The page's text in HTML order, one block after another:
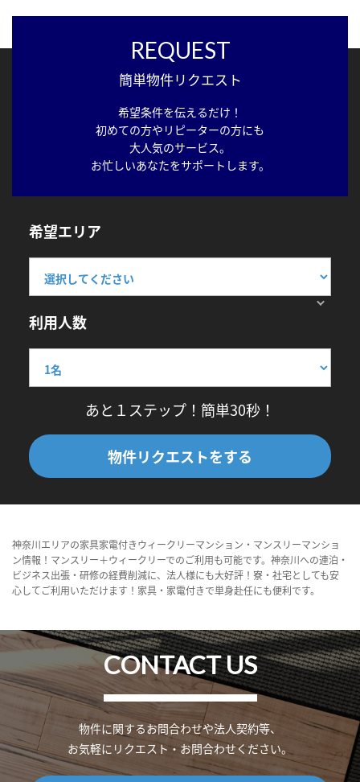
REQUEST
簡単物件リクエスト
希望条件を伝えるだけ！
初めての方やリピーターの方にも
大人気のサービス。
お忙しいあなたをサポートします。
希望エリア
利用人数
あと１ステップ！簡単30秒！
物件リクエストをする
神奈川エリアの家具家電付きウィークリーマンション・マンスリーマンショ
ン情報！マンスリー＋ウィークリーでのご利用も可能です。神奈川への連泊・
ビジネス出張・研修の経費削減に、法人様にも大好評！寮・社宅としても安
心してご利用いただけます！家具・家電付きで単身赴任にも便利です。
CONTACT US
物件に関するお問合わせや法人契約等、
お気軽にリクエスト・お問合わせください。